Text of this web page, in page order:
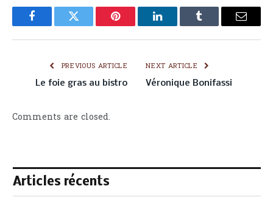
FacebookTwitter Pinterest LinkedInTumblr Email
PREVIOUS ARTICLE
Le foie gras au bistro
NEXT ARTICLE
Véronique Bonifassi
Comments are closed.
Articles récents